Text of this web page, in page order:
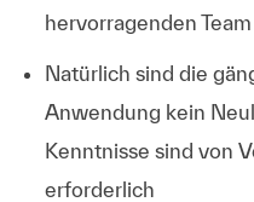
hervorragenden Team
Natürlich sind die
Anwendung kein
Kenntnisse sind von
erforderlich